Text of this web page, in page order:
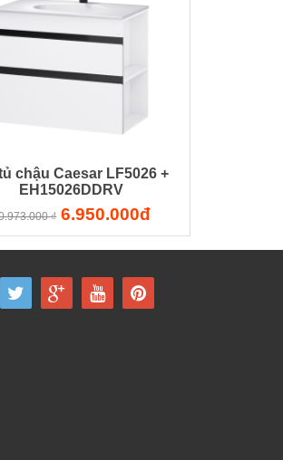
chậu Caesar LF5026 +
EH15026DDRV
₫ 6.950.000đ